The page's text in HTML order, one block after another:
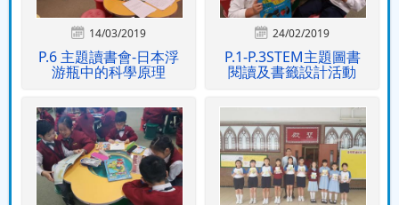
14/03/2019
P.6 主題讀書會-日本浮
游瓶中的科學原理
24/02/2019
P.1-P.3STEM主題圖書
閱讀及書籤設計活動